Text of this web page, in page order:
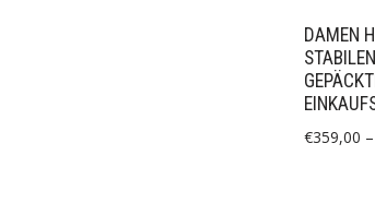
DAMEN
€359,00 –